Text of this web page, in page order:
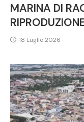
MARINA DI
18 Luglio 2026